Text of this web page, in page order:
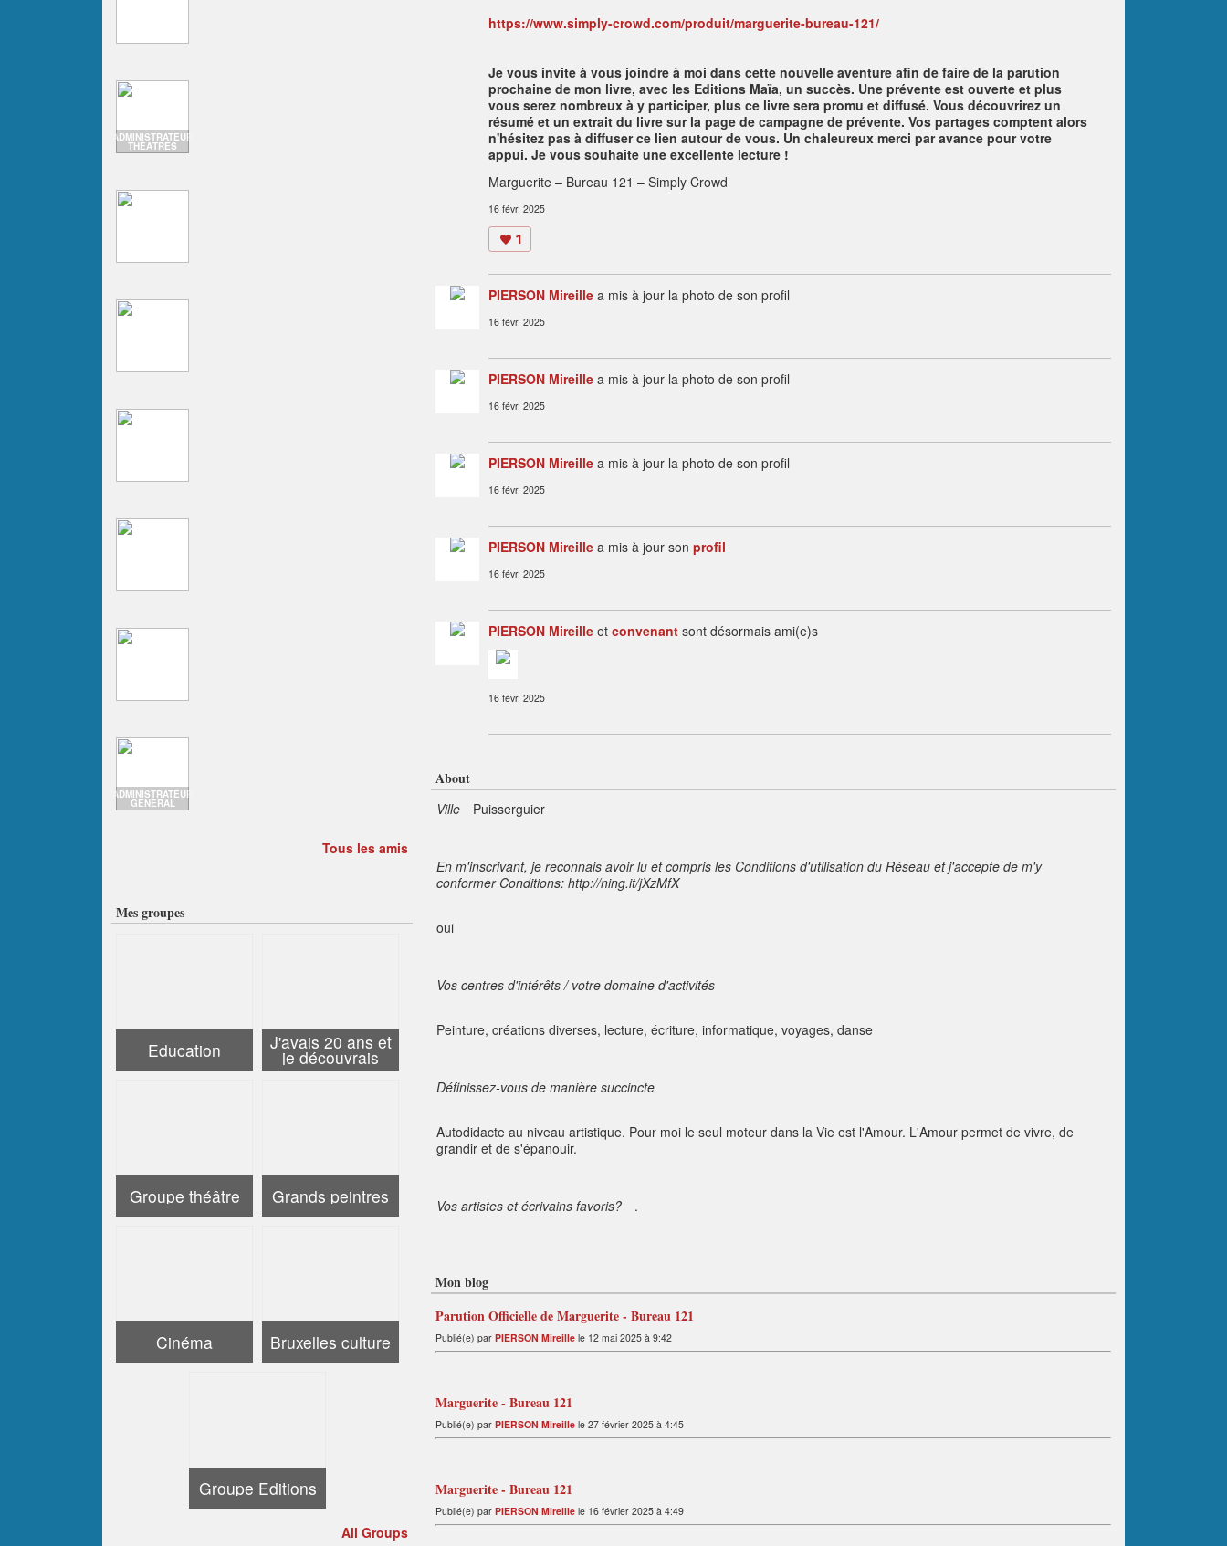
https://www.simply-crowd.com/produit/marguerite-bureau-121/
Je vous invite à vous joindre à moi dans cette nouvelle aventure afin de faire de la parution
prochaine de mon livre, avec les Editions Maïa, un succès. Une prévente est ouverte et plus
vous serez nombreux à y participer, plus ce livre sera promu et diffusé. Vous découvrirez un
résumé et un extrait du livre sur la page de campagne de prévente. Vos partages comptent alors
n'hésitez pas à diffuser ce lien autour de vous. Un chaleureux merci par avance pour votre
appui. Je vous souhaite une excellente lecture !
Marguerite – Bureau 121 – Simply Crowd
16 févr. 2025
1
PIERSON Mireille a mis à jour la photo de son profil
16 févr. 2025
PIERSON Mireille a mis à jour la photo de son profil
16 févr. 2025
PIERSON Mireille a mis à jour la photo de son profil
16 févr. 2025
PIERSON Mireille a mis à jour son profil
16 févr. 2025
PIERSON Mireille et convenant sont désormais ami(e)s
16 févr. 2025
About
Ville Puisserguier
En m'inscrivant, je reconnais avoir lu et compris les Conditions d'utilisation du Réseau et j'accepte de m'y
conformer Conditions: http://ning.it/jXzMfX
oui
Vos centres d'intérêts / votre domaine d'activités
Peinture, créations diverses, lecture, écriture, informatique, voyages, danse
Définissez-vous de manière succincte
Autodidacte au niveau artistique. Pour moi le seul moteur dans la Vie est l'Amour. L'Amour permet de vivre, de
grandir et de s'épanouir.
Vos artistes et écrivains favoris? .
Mon blog
Parution Officielle de Marguerite - Bureau 121
Publié(e) par PIERSON Mireille le 12 mai 2025 à 9:42
Marguerite - Bureau 121
Publié(e) par PIERSON Mireille le 27 février 2025 à 4:45
Marguerite - Bureau 121
Publié(e) par PIERSON Mireille le 16 février 2025 à 4:49
ADMINISTRATEUR
THÉÂTRES
ADMINISTRATEUR
GENERAL
Tous les amis
Mes groupes
Education J'avais 20 ans et
je découvrais
Groupe théâtre Grands peintres
Cinéma Bruxelles culture
Groupe Editions
All Groups